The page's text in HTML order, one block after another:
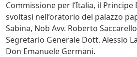
Commissione per l’Italia, il
svoltasi nell’oratorio del palazzo
Sabina, Nob Avv. Roberto
Segretario Generale Dott. Alessio
Don Emanuele Germani.